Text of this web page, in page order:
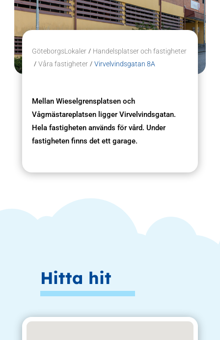
GöteborgsLokaler/ Handelsplatser och fastigheter
/ Våra fastigheter/ Virvelvindsgatan 8A
Mellan Wieselgrensplatsen och
Vågmästareplatsen ligger Virvelvindsgatan.
Hela fastigheten används för vård. Under
fastigheten finns det ett garage.
Hitta hit